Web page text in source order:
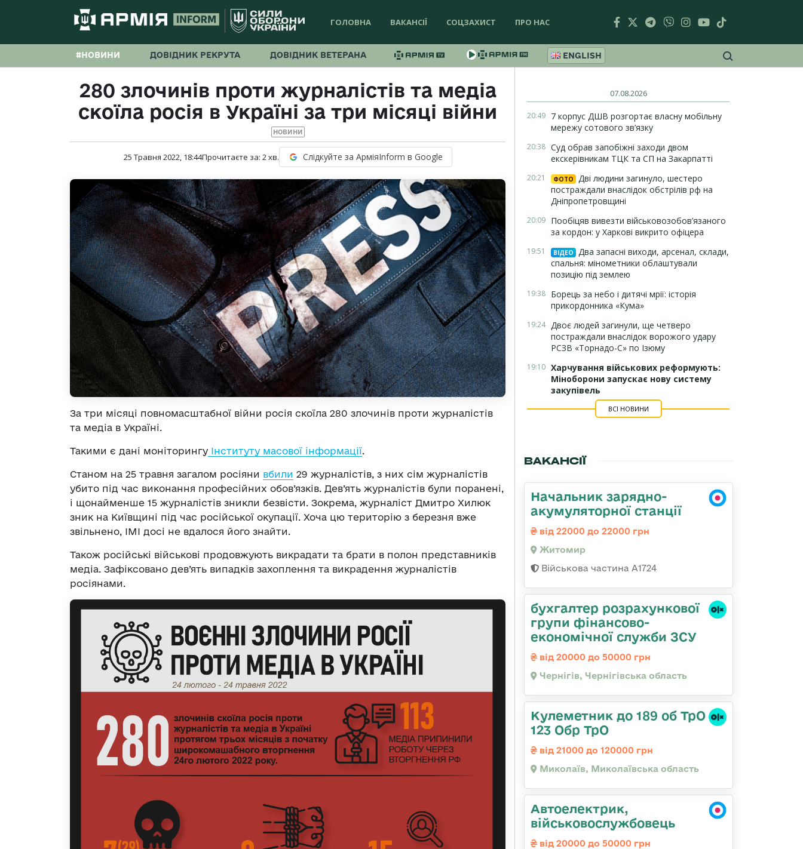
ГОЛОВНА ВАКАНСІЇ СОЦЗАХИСТ ПРО НАС
#НОВИНИ ДОВІДНИК РЕКРУТА ДОВІДНИК ВЕТЕРАНА ENGLISH
280 злочинів проти журналістів та медіа
скоїла росія в Україні за три місяці війни
НОВИНИ
25 Травня 2022, 18:44Прочитаєте за: 2хв. Слідкуйте за АрміяInform в Google
За три місяці повномасштабної війни росія скоїла 280 злочинів проти журналістів
та медіа в Україні.
Такими є дані моніторингу Інституту масової інформації
Станом на 25 травня загалом росіяни вбили 29 журналістів, з них сім журналістів
убито під час виконання професійних обов’язків. Дев’ять журналістів були поранені,
і щонайменше 15 журналістів зникли безвісти. Зокрема, журналіст Дмитро Хилюк
зник на Київщині під час російської окупації. Хоча цю територію з березня вже
звільнено, ІМІ досі не вдалося його знайти.
Також російські військові продовжують викрадати та брати в полон представників
медіа. Зафіксовано дев’ять випадків захоплення та викрадення журналістів
росіянами.
07.08.2026
20:49 7 корпус ДШВ розгортає власну мобільну
мережу сотового зв’язку
20:38 Суд обрав запобіжні заходи двом
екскерівникам ТЦК та СП на Закарпатті
20:21 ФОТО
Дві людини загинуло, шестеро
постраждали внаслідок обстрілів рф на
Дніпропетровщині
20:09 Пообіцяв вивезти військовозобов’язаного
за кордон: у Харкові викрито офіцера
19:51 ВІДЕО
Два запасні виходи, арсенал, склади,
спальня: мінометники облаштували
позицію під землею
19:38 Борець за небо і дитячі мрії: історія
прикордонника «Кума»
19:24 Двоє людей загинули, ще четверо
постраждали внаслідок ворожого удару
РСЗВ «Торнадо-С» по Ізюму
19:10 Харчування військових реформують:
Міноборони запускає нову систему
закупівель
ВСІ НОВИНИ
ВАКАНСІЇ
Начальник зарядно-
акумуляторної станції
від 22000 до 22000 грн
Житомир
Військова частина А1724
бухгалтер розрахункової
групи фінансово-
економічної служби ЗСУ
від 20000 до 50000 грн
Чернігів, Чернігівська область
Кулеметник до 189 об ТрО
123 Обр ТрО
від 21000 до 120000 грн
Миколаїв, Миколаївська область
Автоелектрик,
військовослужбовець
від 20000 до 50000 грн